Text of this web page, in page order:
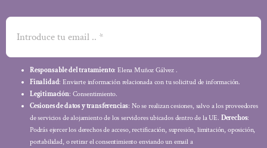
Responsable del tratamiento: Elena Muñoz Gálvez .
Finalidad: Enviarte información relacionada con tu solicitud de información.
Legitimación: Consentimiento.
Cesiones de datos y transferencias: No se realizan cesiones, salvo a los proveedores
de servicios de alojamiento de los servidores ubicados dentro de la UE. Derechos:
Podrás ejercer los derechos de acceso, rectificación, supresión, limitación, oposición,
portabilidad, o retirar el consentimiento enviando un email a